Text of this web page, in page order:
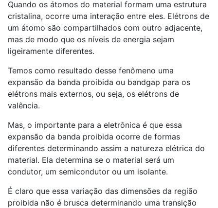
Quando os átomos do material formam uma estrutura
cristalina, ocorre uma interação entre eles. Elétrons de
um átomo são compartilhados com outro adjacente,
mas de modo que os níveis de energia sejam
ligeiramente diferentes.
Temos como resultado desse fenômeno uma
expansão da banda proibida ou bandgap para os
elétrons mais externos, ou seja, os elétrons de
valência.
Mas, o importante para a eletrônica é que essa
expansão da banda proibida ocorre de formas
diferentes determinando assim a natureza elétrica do
material. Ela determina se o material será um
condutor, um semicondutor ou um isolante.
É claro que essa variação das dimensões da região
proibida não é brusca determinando uma transição